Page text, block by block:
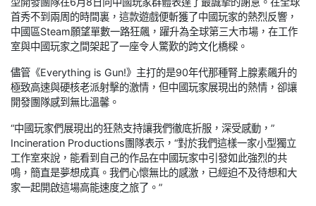
首秀不到兩周的時間裏，這款遊戲便斬獲了中國玩家的熱烈反響，
中國區Steam願望單數一路狂飆，躍升為全球第三大市場，在工作
室與中國玩家之間架起了一座令人驚歎的跨文化橋樑。
儘管《Everything is Gun!》主打的是90年代那種腎上腺素飆升的
極致高速與硬核老派射擊的激情，但中國玩家展現出的熱情，卻讓
開發團隊感到無比溫馨。
“中國玩家們展現出的狂熱支持讓我們徹底折服，深受感動，”
Incineration Productions團隊表示，“對於我們這樣一家小型獨立
工作室來說，能看到自己的作品在中國玩家中引發如此強烈的共
鳴，簡直是夢想成真。我們心懷無比的感激，已經迫不及待想和大
家一起開啟這場高能速度之旅了。”